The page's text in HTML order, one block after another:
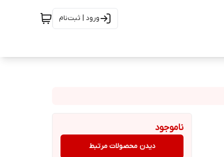
ورود | ثبت‌نام
ناموجود
دیدن محصولات مرتبط